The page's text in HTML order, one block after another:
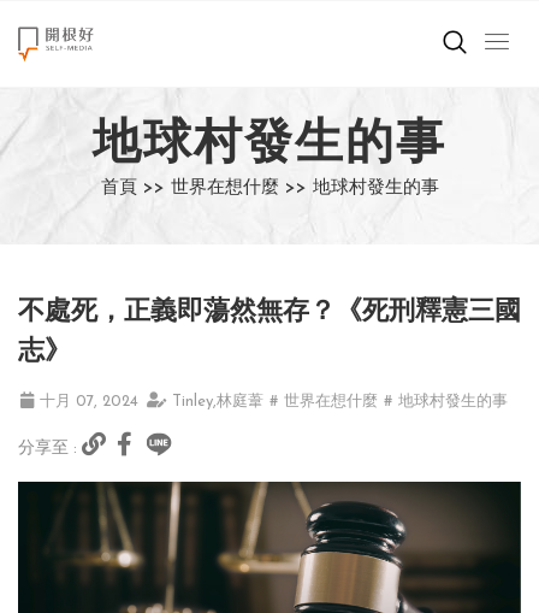
來點正能量
世界在想什麼
創造美好生活
職場商業經濟
影片專區
關於我們
地球村發生的事
首頁 >> 世界在想什麼 >> 地球村發生的事
不處死，正義即蕩然無存？《死刑釋憲三國
志》
十月 07, 2024 Tinley,林庭葦 # 世界在想什麼 # 地球村發生的事
分享至 :